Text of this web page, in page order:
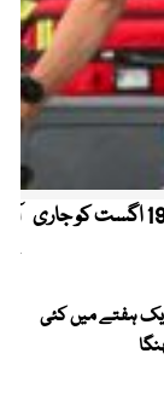
کیریبین پریمیئر لیگ ، قومی کرکٹرز کو این او سی 19 اگست کو جاری
ہفتے میں کئی